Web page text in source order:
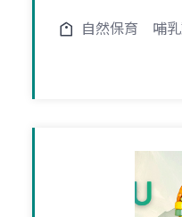
自然保育 哺